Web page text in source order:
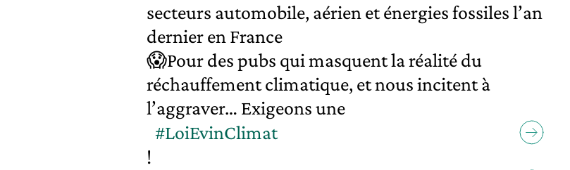
secteurs automobile, aérien et énergies fossiles l’an
dernier en France
😱Pour des pubs qui masquent la réalité du
réchauffement climatique, et nous incitent à
l’aggraver… Exigeons une
#LoiEvinClimat
!